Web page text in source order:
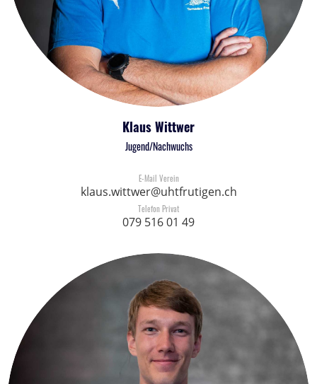
Klaus Wittwer
Jugend/Nachwuchs
E-Mail Verein
klaus.wittwer@uhtfrutigen.ch
Telefon Privat
079 516 01 49